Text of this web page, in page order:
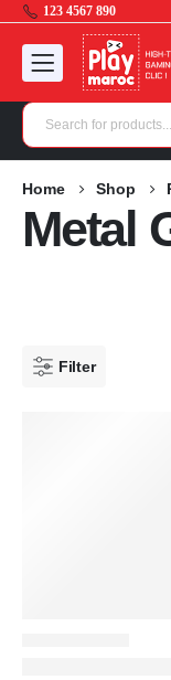
123 4567 890
Home Shop
Metal
Filter